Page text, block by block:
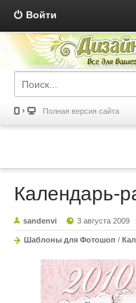
Войти
Полная версия сайта
Календарь-
sandenvi 3 августа 2009
Шаблоны для Фотошоп /